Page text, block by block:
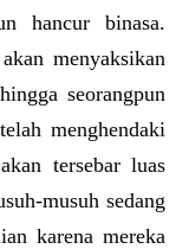
hancur binasa.
menyaksikan
seorangpun
menghendaki
tersebar luas
musuh sedang
karena mereka